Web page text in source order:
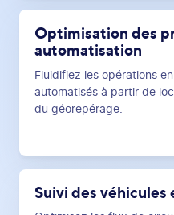
Optimisation des
automatisation
Fluidifiez les opérations
automatisés à partir de
du géorepérage.
Suivi des